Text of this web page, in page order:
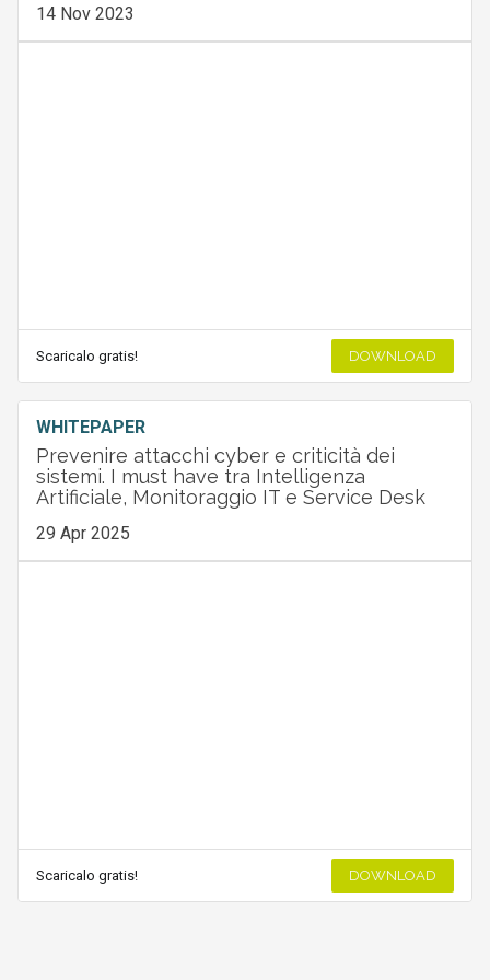
14 Nov 2023
Scaricalo gratis! DOWNLOAD
WHITEPAPER
Prevenire attacchi cyber e criticità dei
sistemi. I must have tra Intelligenza
Artificiale, Monitoraggio IT e Service Desk
29 Apr 2025
Scaricalo gratis! DOWNLOAD